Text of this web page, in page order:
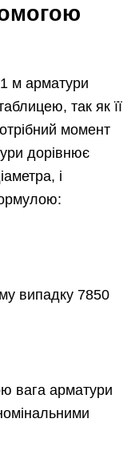
м арматури
так як її
момент
дорівнює
і
випадку 7850
вага арматури